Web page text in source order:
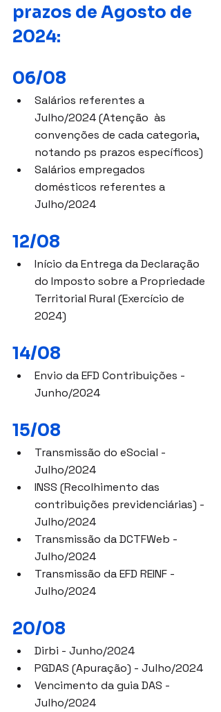
prazos de Agosto de
2024:
06/08
Salários referentes a
Julho/2024 (Atenção  às
convenções de cada categoria,
notando ps prazos específicos)
Salários empregados
domésticos referentes a
Julho/2024
12/08
Início da Entrega da Declaração
do Imposto sobre a Propriedade
Territorial Rural (Exercício de
2024)
14/08
Envio da EFD Contribuições -
Junho/2024
15/08
Transmissão do eSocial -
Julho/2024
INSS (Recolhimento das
contribuições previdenciárias) -
Julho/2024
Transmissão da DCTFWeb -
Julho/2024
Transmissão da EFD REINF -
Julho/2024
20/08
Dirbi - Junho/2024
PGDAS (Apuração) - Julho/2024
Vencimento da guia DAS -
Julho/2024